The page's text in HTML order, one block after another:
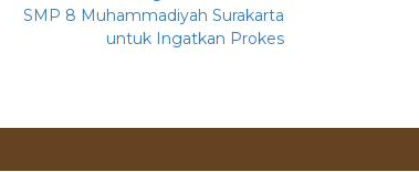
SMP 8 Muhammadiyah Surakarta
untuk Ingatkan Prokes